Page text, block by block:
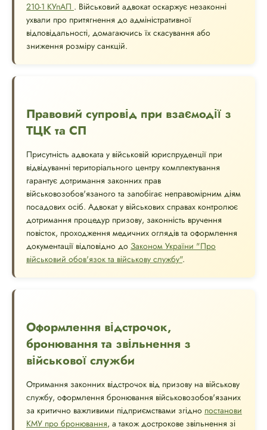
210-1 КУпАП . Військовий адвокат оскаржує незаконні
ухвали про притягнення до адміністративної
відповідальності, домагаючись їх скасування або
зниження розміру санкцій.
Правовий супровід при взаємодії з
ТЦК та СП
Присутність адвоката у військовій юриспруденції при
відвідуванні територіального центру комплектування
гарантує дотримання законних прав
військовозобов'язаного та запобігає неправомірним діям
посадових осіб. Адвокат у військових справах контролює
дотримання процедур призову, законність вручення
повісток, проходження медичних оглядів та оформлення
документації відповідно до Законом України "Про
військовий обов'язок та військову службу".
Оформлення відстрочок,
бронювання та звільнення з
військової служби
Отримання законних відстрочок від призову на військову
службу, оформлення бронювання військовозобов'язаних
за критично важливими підприємствами згідно постанови
КМУ про бронювання, а також дострокове звільнення зі